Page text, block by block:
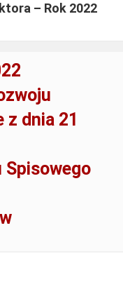
tle
tle
tle
– Rok 2022
z dnia 21
Spisowego